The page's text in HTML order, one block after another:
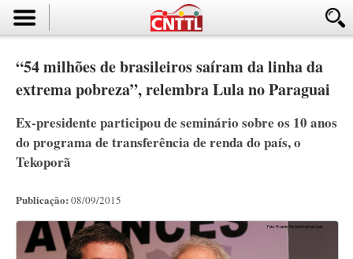
“54 milhões de brasileiros saíram da linha da
extrema pobreza”, relembra Lula no Paraguai
Ex-presidente participou de seminário sobre os 10 anos
do programa de transferência de renda do país, o
Tekoporã
Publicação: 08/09/2015